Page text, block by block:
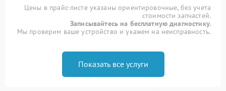
Цены в прайс-листе указаны ориентировочные, без учета
стоимости запчастей.
Записывайтесь на бесплатную диагностику.
Мы проверим ваше устройство и укажем на неисправность.
Показать все услуги